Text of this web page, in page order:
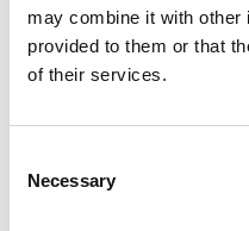
may combine it with other
provided to them or that
of their services.
Selection
Necessary